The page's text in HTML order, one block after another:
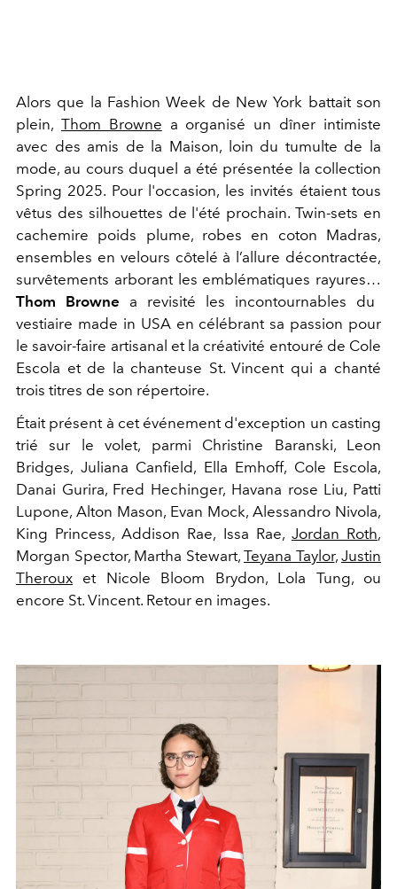
Alors que la Fashion Week de New York battait son
plein, Thom Browne a organisé un dîner intimiste
avec des amis de la Maison, loin du tumulte de la
mode, au cours duquel a été présentée la collection
Spring 2025. Pour l'occasion, les invités étaient tous
vêtus des silhouettes de l'été prochain. Twin-sets en
cachemire poids plume, robes en coton Madras,
ensembles en velours côtelé à l’allure décontractée,
survêtements arborant les emblématiques rayures…
Thom Browne a revisité les incontournables du
vestiaire made in USA en célébrant sa passion pour
le savoir-faire artisanal et la créativité entouré de Cole
Escola et de la chanteuse St. Vincent qui a chanté
trois titres de son répertoire.
Était présent à cet événement d'exception un casting
trié sur le volet, parmi Christine Baranski, Leon
Bridges, Juliana Canfield, Ella Emhoff, Cole Escola,
Danai Gurira, Fred Hechinger, Havana rose Liu, Patti
Lupone, Alton Mason, Evan Mock, Alessandro Nivola,
King Princess, Addison Rae, Issa Rae, Jordan Roth,
Morgan Spector, Martha Stewart, Teyana Taylor, Justin
Theroux et Nicole Bloom Brydon, Lola Tung, ou
encore St. Vincent. Retour en images.